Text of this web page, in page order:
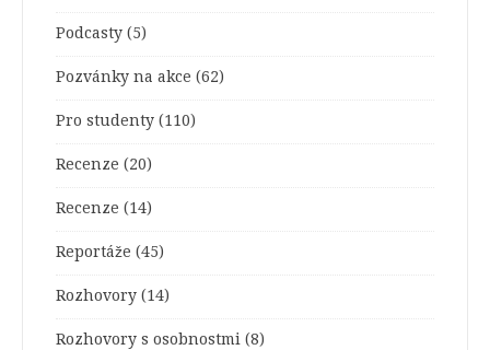
Podcasty (5)
Pozvánky na akce (62)
Pro studenty (110)
Recenze (20)
Recenze (14)
Reportáže (45)
Rozhovory (14)
Rozhovory s osobnostmi (8)